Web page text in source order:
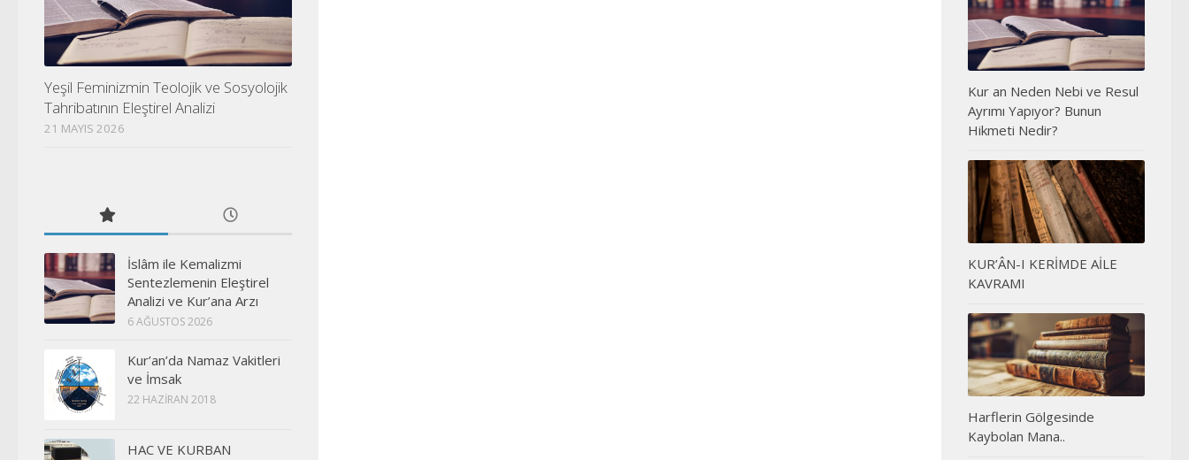
Yeşil Feminizmin Teolojik ve Sosyolojik
Tahribatının Eleştirel Analizi
21 MAYIS 2026
İslâm ile Kemalizmi
Sentezlemenin Eleştirel
Analizi ve Kur’ana Arzı
6 AĞUSTOS 2026
Kur’an’da Namaz Vakitleri
ve İmsak
22 HAZIRAN 2018
HAC VE KURBAN
Kur an Neden Nebi ve Resul
Ayrımı Yapıyor? Bunun
Hikmeti Nedir?
KUR’ÂN-I KERİMDE AİLE
KAVRAMI
Harflerin Gölgesinde
Kaybolan Mana..